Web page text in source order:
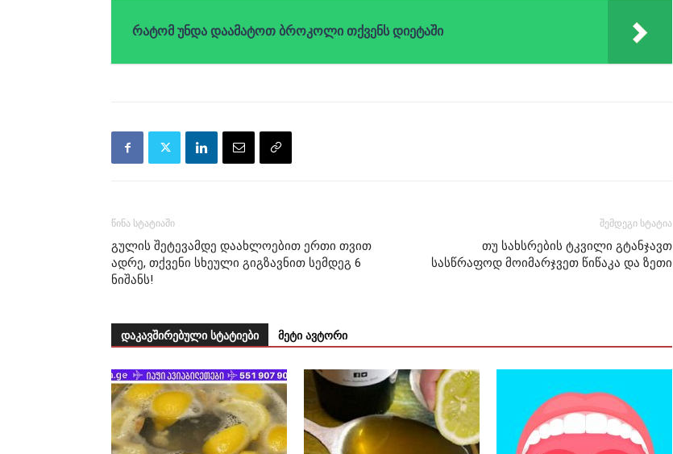
რატომ უნდა დაამატოთ ბროკოლი თქვენს დიეტაში
წინა სტატიაში
გულის შეტევამდე დაახლოებით ერთი თვით
ადრე, თქვენი სხეული გიგზავნით სემდეგ 6
ნიშანს!
შემდეგი სტატია
თუ სახსრების ტკვილი გტანჯავთ
სასწრაფოდ მოიმარჯვეთ წიწაკა და ზეთი
დაკავშირებული სტატიები მეტი ავტორი